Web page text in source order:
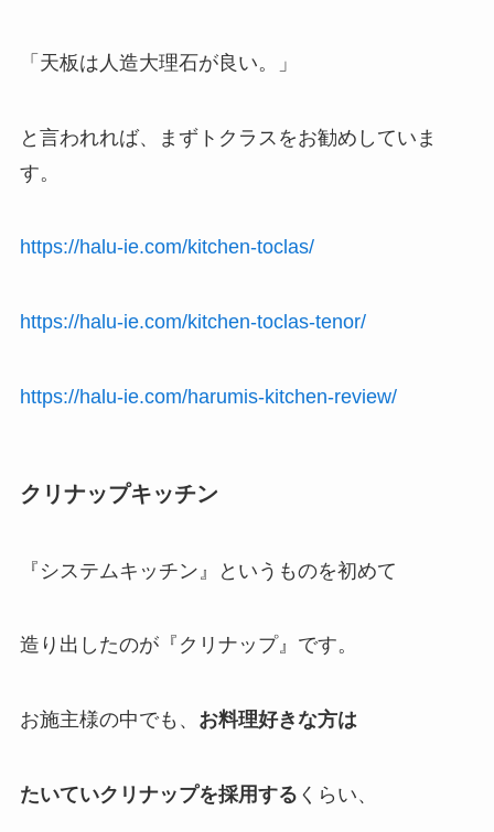
「天板は人造大理石が良い。」
と言われれば、まずトクラスをお勧めしていま
す。
https://halu-ie.com/kitchen-toclas/
https://halu-ie.com/kitchen-toclas-tenor/
https://halu-ie.com/harumis-kitchen-review/
クリナップキッチン
『システムキッチン』というものを初めて
造り出したのが『クリナップ』です。
お施主様の中でも、 お料理好きな方は
たいていクリナップを採用する くらい、